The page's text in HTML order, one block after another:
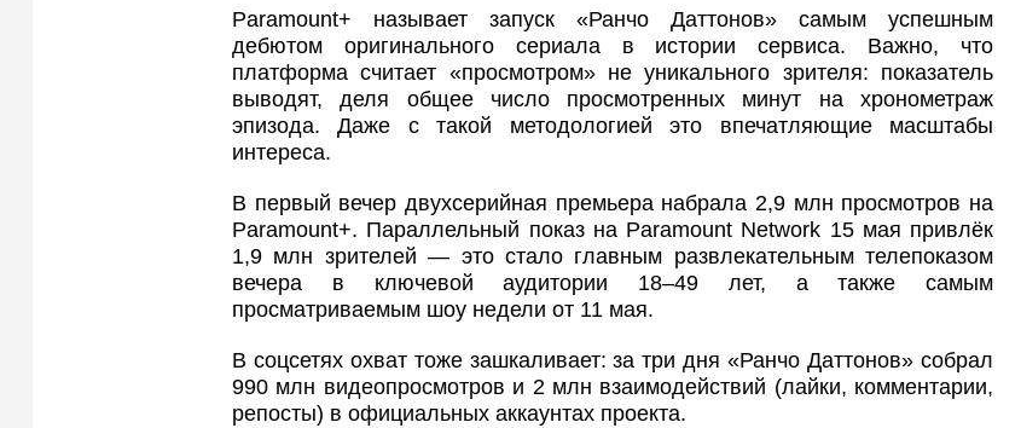
Paramount+ называет запуск «Ранчо Даттонов» самым успешным
дебютом оригинального сериала в истории сервиса. Важно, что
платформа считает «просмотром» не уникального зрителя: показатель
выводят, деля общее число просмотренных минут на хронометраж
эпизода. Даже с такой методологией это впечатляющие масштабы
интереса.
В первый вечер двухсерийная премьера набрала 2,9 млн просмотров на
Paramount+. Параллельный показ на Paramount Network 15 мая привлёк
1,9 млн зрителей — это стало главным развлекательным телепоказом
вечера в ключевой аудитории 18–49 лет, а также самым
просматриваемым шоу недели от 11 мая.
В соцсетях охват тоже зашкаливает: за три дня «Ранчо Даттонов» собрал
990 млн видеопросмотров и 2 млн взаимодействий (лайки, комментарии,
репосты) в официальных аккаунтах проекта.